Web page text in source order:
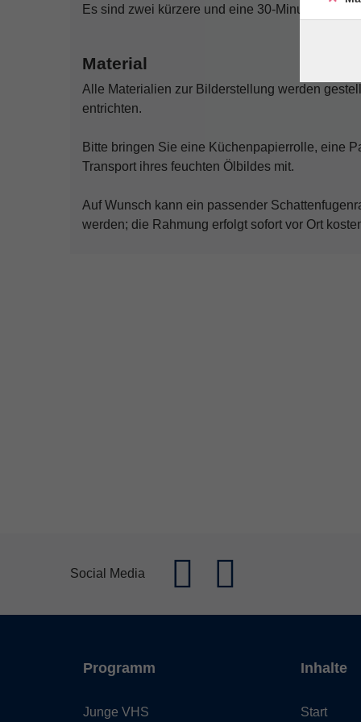
Es sind zwei kürzere und eine 30-Minuten Pause
Material
Alle Materialien zur Bilderstellung werden
entrichten.
Bitte bringen Sie eine Küchenpapierrolle, eine
Transport ihres feuchten Ölbildes mit.
Auf Wunsch kann ein passender
werden; die Rahmung erfolgt sofort vor Ort
Social Media
Programm
Junge VHS
Inhalte
Start